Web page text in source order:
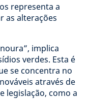
representa a
as alterações
implica
verdes. Esta é
se concentra no
​​através de
legislação, como a